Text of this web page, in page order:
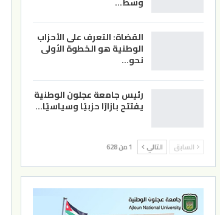
القضاة: التعرف على الأحزاب
الوطنية هو الخطوة الأولى
نحو…
رئيس جامعة عجلون الوطنية
يفتتح بازارًا حزبيًا وسياسيًا…
السابق التالي 1 من 628